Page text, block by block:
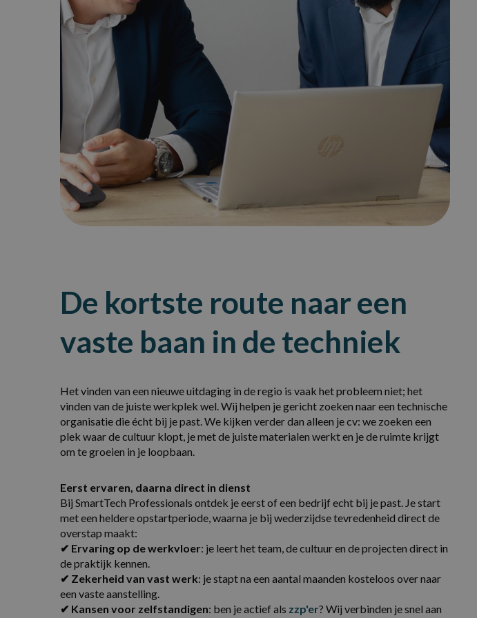
De kortste route naar een
vaste baan in de techniek
Het vinden van een nieuwe uitdaging in de regio is vaak het probleem niet; het
vinden van de juiste werkplek wel. Wij helpen je gericht zoeken naar een technische
organisatie die écht bij je past. We kijken verder dan alleen je cv: we zoeken een
plek waar de cultuur klopt, je met de juiste materialen werkt en je de ruimte krijgt
om te groeien in je loopbaan.
Eerst ervaren, daarna direct in dienst
Bij SmartTech Professionals ontdek je eerst of een bedrijf echt bij je past. Je start
met een heldere opstartperiode, waarna je bij wederzijdse tevredenheid direct de
overstap maakt:
✔ Ervaring op de werkvloer: je leert het team, de cultuur en de projecten direct in
de praktijk kennen.
✔ Zekerheid van vast werk: je stapt na een aantal maanden kosteloos over naar
een vaste aanstelling.
✔ Kansen voor zelfstandigen: ben je actief als zzp'er? Wij verbinden je snel aan